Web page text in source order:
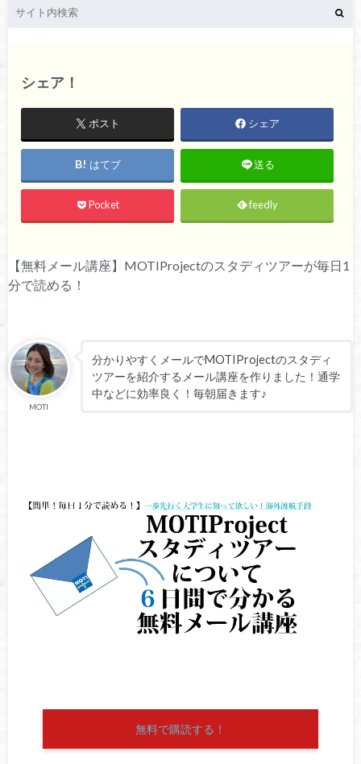
シェア！
ポスト シェア
はてブ 送る
Pocket feedly
【無料メール講座】MOTIProjectのスタディツアーが毎日1
分で読める！
MOTI
分かりやすくメールでMOTIProjectのスタディ
ツアーを紹介するメール講座を作りました！通学
中などに効率良く！毎朝届きます♪
無料で購読する！